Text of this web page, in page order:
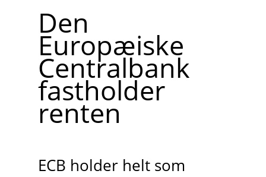
Den
Europæiske
Centralbank
fastholder
renten
ECB holder helt som